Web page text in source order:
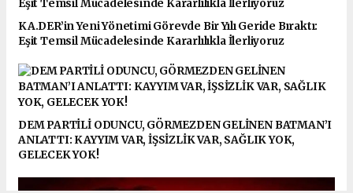
KA.DER’in Yeni Yönetimi Görevde Bir Yılı Geride Bıraktı:
Eşit Temsil Mücadelesinde Kararlılıkla İlerliyoruz
DEM PARTİLİ ODUNCU, GÖRMEZDEN GELİNEN BATMAN’I
ANLATTI: KAYYIM VAR, İŞSİZLİK VAR, SAĞLIK YOK,
GELECEK YOK!